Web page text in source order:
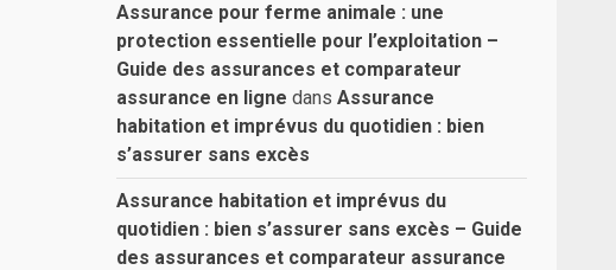
Assurance pour ferme animale : une
protection essentielle pour l’exploitation –
Guide des assurances et comparateur
assurance en ligne dansAssurance
habitation et imprévus du quotidien : bien
s’assurer sans excès
Assurance habitation et imprévus du
quotidien : bien s’assurer sans excès – Guide
des assurances et comparateur assurance